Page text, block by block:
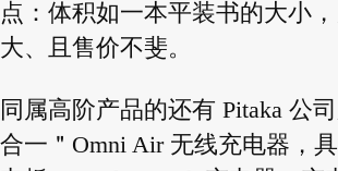
点：体积如一本平装书的大小
大、且售价不斐。
同属高阶产品的还有 Pitaka 公
合一＂Omni Air 无线充电器，